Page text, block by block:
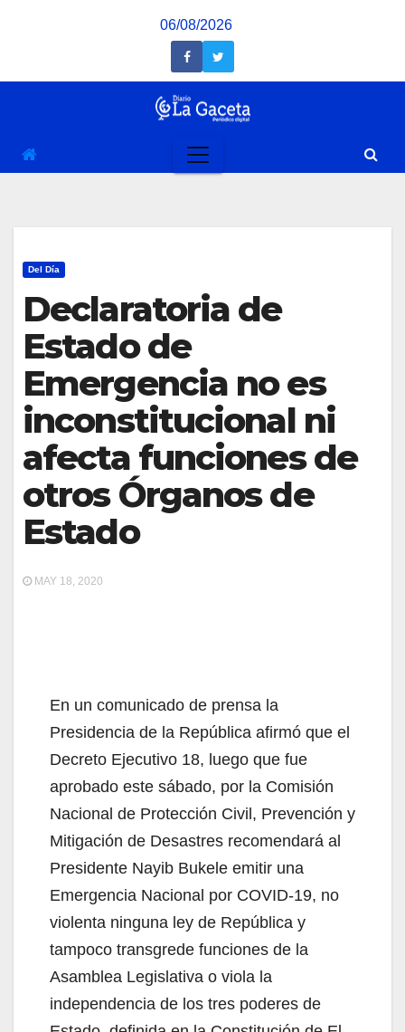
06/08/2026
Del Día
Declaratoria de
Estado de
Emergencia no es
inconstitucional ni
afecta funciones de
otros Órganos de
Estado
MAY 18, 2020
En un comunicado de prensa la
Presidencia de la República afirmó que el
Decreto Ejecutivo 18, luego que fue
aprobado este sábado, por la Comisión
Nacional de Protección Civil, Prevención y
Mitigación de Desastres recomendará al
Presidente Nayib Bukele emitir una
Emergencia Nacional por COVID-19, no
violenta ninguna ley de República y
tampoco transgrede funciones de la
Asamblea Legislativa o viola la
independencia de los tres poderes de